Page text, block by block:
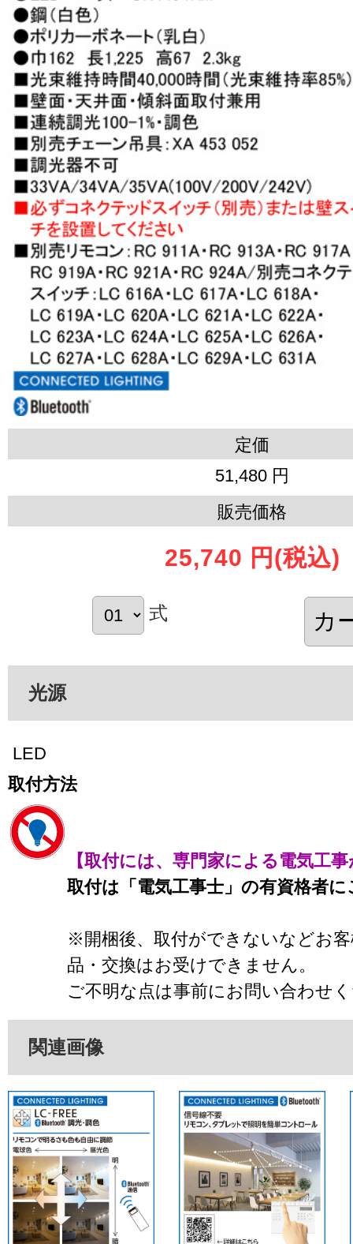
定価
51,480 円
販売価格
25,740 円 (税込)
式
光源
LED
取付方法
【取付には、専門家による電気工
取付は「電気工事士」の有資格者
※開梱後、取付ができないなどお
品・交換はお受けできません。
ご不明な点は事前にお問い合わせ
関連画像